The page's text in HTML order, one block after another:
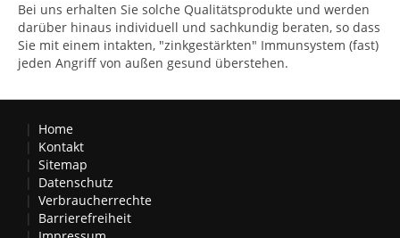
Bei uns erhalten Sie solche Qualitätsprodukte und werden
darüber hinaus individuell und sachkundig beraten, so dass
Sie mit einem intakten, "zinkgestärkten" Immunsystem (fast)
jeden Angriff von außen gesund überstehen.
Home
Kontakt
Sitemap
Datenschutz
Verbraucherrechte
Barrierefreiheit